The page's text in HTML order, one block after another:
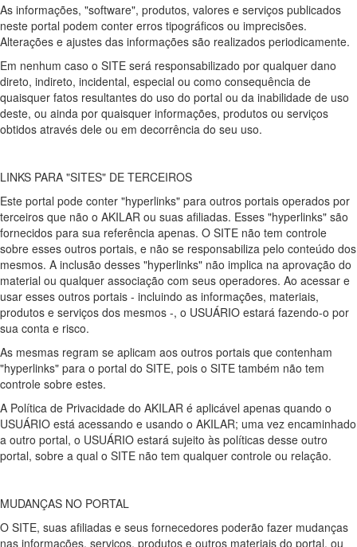
As informações, "software", produtos, valores e serviços publicados
neste portal podem conter erros tipográficos ou imprecisões.
Alterações e ajustes das informações são realizados periodicamente.
Em nenhum caso o SITE será responsabilizado por qualquer dano
direto, indireto, incidental, especial ou como consequência de
quaisquer fatos resultantes do uso do portal ou da inabilidade de uso
deste, ou ainda por quaisquer informações, produtos ou serviços
obtidos através dele ou em decorrência do seu uso.
LINKS PARA "SITES" DE TERCEIROS
Este portal pode conter "hyperlinks" para outros portais operados por
terceiros que não o AKILAR ou suas afiliadas. Esses "hyperlinks" são
fornecidos para sua referência apenas. O SITE não tem controle
sobre esses outros portais, e não se responsabiliza pelo conteúdo dos
mesmos. A inclusão desses "hyperlinks" não implica na aprovação do
material ou qualquer associação com seus operadores. Ao acessar e
usar esses outros portais - incluindo as informações, materiais,
produtos e serviços dos mesmos -, o USUÁRIO estará fazendo-o por
sua conta e risco.
As mesmas regram se aplicam aos outros portais que contenham
"hyperlinks" para o portal do SITE, pois o SITE também não tem
controle sobre estes.
A Política de Privacidade do AKILAR é aplicável apenas quando o
USUÁRIO está acessando e usando o AKILAR; uma vez encaminhado
a outro portal, o USUÁRIO estará sujeito às políticas desse outro
portal, sobre a qual o SITE não tem qualquer controle ou relação.
MUDANÇAS NO PORTAL
O SITE, suas afiliadas e seus fornecedores poderão fazer mudanças
nas informações, serviços, produtos e outros materiais do portal, ou